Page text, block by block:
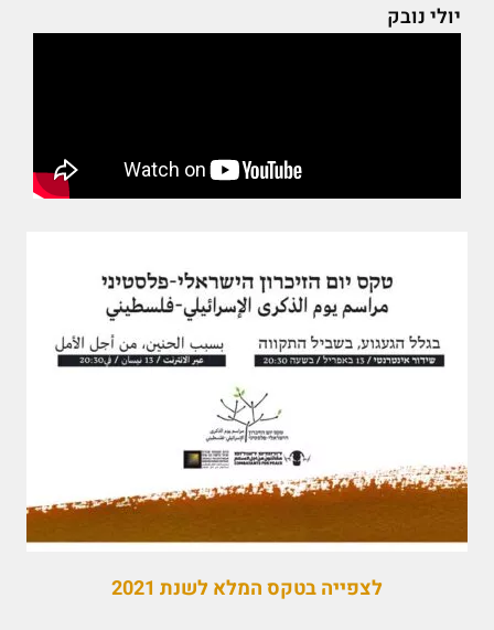
יולי נובק
לצפייה בטקס המלא לשנת 2021